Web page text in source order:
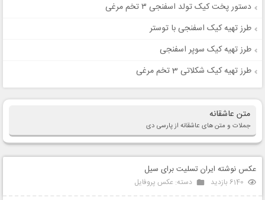
دستور پخت کیک تولد اسفنجی ۳ تخم مرغی
طرز تهیه کیک اسفنجی با توستر
طرز تهیه کیک سوپر اسفنجی
طرز تهیه کیک شکلاتی 3 تخم مرغی
متن عاشقانه
جملات و متن های عاشقانه از پارسی دی
عکس نوشته ایران تسلیت برای سیل
6140 بازدید دسته: عکس پروفایل